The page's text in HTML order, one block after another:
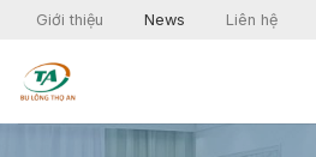
Skip
content
Giới thiệu News Liên hệ